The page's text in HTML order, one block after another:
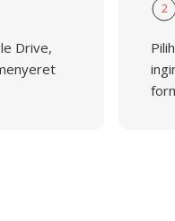
Drive,
2